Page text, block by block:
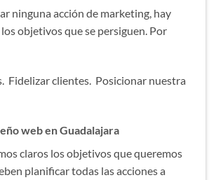
ninguna acción de marketing, hay
objetivos que se persiguen. Por
Fidelizar clientes. Posicionar nuestra
web en Guadalajara
claros los objetivos que queremos
planificar todas las acciones a